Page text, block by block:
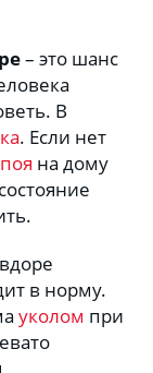
– это шанс
В
. Если нет
на дому
в норму.
уколом при